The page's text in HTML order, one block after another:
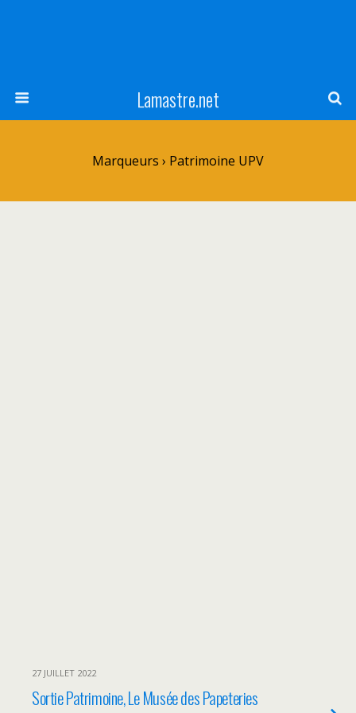
Lamastre.net
Marqueurs › Patrimoine UPV
27 JUILLET 2022
Sortie Patrimoine, Le Musée des Papeteries